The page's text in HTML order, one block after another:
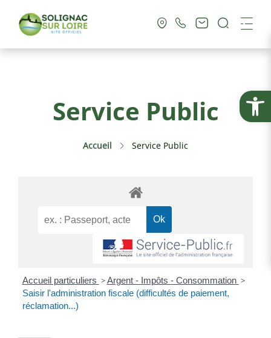
Ouvrir
Vie Pratique
Culture & Loisirs
Service Public
Service Public
Accueil Service Public
Accueil particuliers > Argent - Impôts - Consommation >
Saisir l'administration fiscale (difficultés de paiement,
réclamation...)